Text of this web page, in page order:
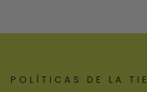
POLÍTICAS DE LA